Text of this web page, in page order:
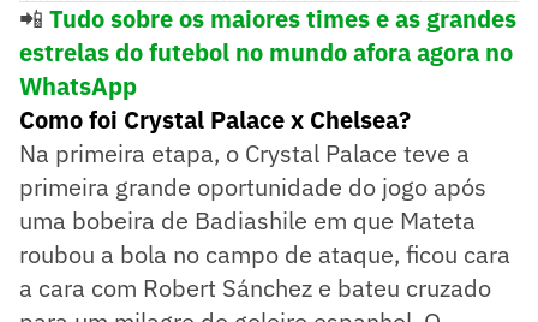
📲 Tudo sobre os maiores times e as grandes
estrelas do futebol no mundo afora agora no
WhatsApp
Como foi Crystal Palace x Chelsea?
Na primeira etapa, o Crystal Palace teve a
primeira grande oportunidade do jogo após
uma bobeira de Badiashile em que Mateta
roubou a bola no campo de ataque, ficou cara
a cara com Robert Sánchez e bateu cruzado